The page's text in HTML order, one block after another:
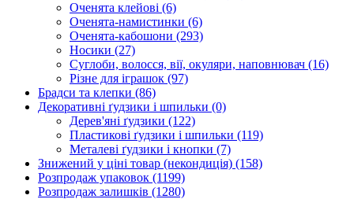
Оченята клейові (6)
Оченята-намистинки (6)
Оченята-кабошони (293)
Носики (27)
Суглоби, волосся, вії, окуляри, наповнювач (16)
Різне для іграшок (97)
Брадси та клепки (86)
Декоративні ґудзики і шпильки (0)
Дерев'яні ґудзики (122)
Пластикові ґудзики і шпильки (119)
Металеві ґудзики і кнопки (7)
Знижений у ціні товар (некондиція) (158)
Розпродаж упаковок (1199)
Розпродаж залишків (1280)